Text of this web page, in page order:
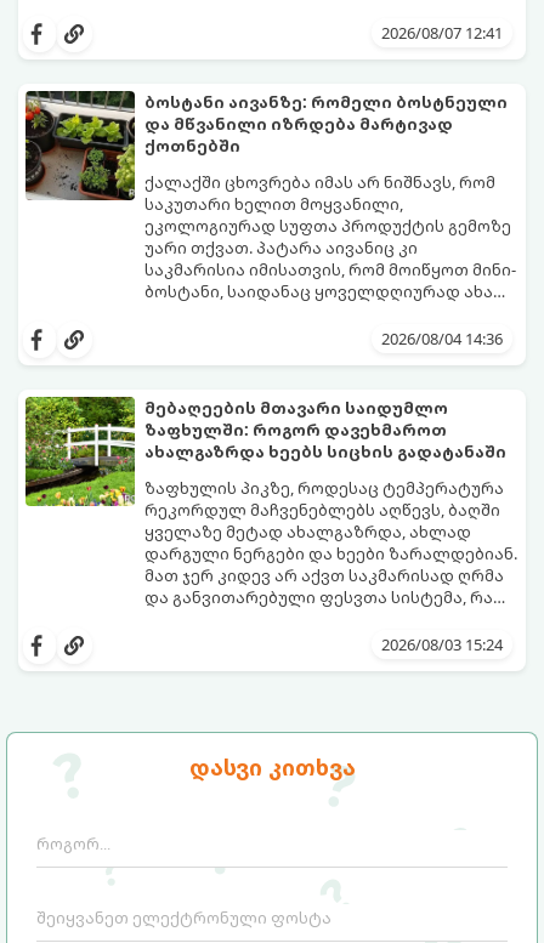
დასვი კითხვა
ზამთარს გაუძლონ, აგვისტოს ბოლომდე 5
2026/08/07 12:41
ბოსტანი აივანზე: რომელი ბოსტნეული
და მწვანილი იზრდება მარტივად
ქოთნებში
ქალაქში ცხოვრება იმას არ ნიშნავს, რომ
საკუთარი ხელით მოყვანილი,
ეკოლოგიურად სუფთა პროდუქტის გემოზე
უარი თქვათ. პატარა აივანიც კი
საკმარისია იმისათვის, რომ მოიწყოთ მინი-
ბოსტანი, საიდანაც ყოველდღიურად ახალ,
სასიამოვნო და ესთეტიკური ჰობია.
კარგად და როგორ მოუაროთ მათ სწორად.
2026/08/04 14:36
მებაღეების მთავარი საიდუმლო
ზაფხულში: როგორ დავეხმაროთ
ახალგაზრდა ხეებს სიცხის გადატანაში
ზაფხულის პიკზე, როდესაც ტემპერატურა
რეკორდულ მაჩვენებლებს აღწევს, ბაღში
ყველაზე მეტად ახალგაზრდა, ახლად
დარგული ნერგები და ხეები ზარალდებიან.
მათ ჯერ კიდევ არ აქვთ საკმარისად ღრმა
და განვითარებული ფესვთა სისტემა, რათა
დამოუკიდებლად მოიპოვონ.
არ დავეხმარებით, მათ შესაძლოა
გთავაზობთ მებაღეების გამოცდილ
როგორ გადავარჩინოთ ახალგაზრდა ხეები
2026/08/03 15:24